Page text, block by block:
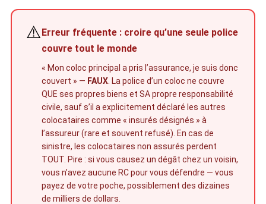
⚠️Erreur fréquente : croire qu’une seule police
couvre tout le monde
« Mon coloc principal a pris l’assurance, je suis donc
couvert » — FAUX. La police d’un coloc ne couvre
QUE ses propres biens et SA propre responsabilité
civile, sauf s’il a explicitement déclaré les autres
colocataires comme « insurés désignés » à
l’assureur (rare et souvent refusé). En cas de
sinistre, les colocataires non assurés perdent
TOUT. Pire : si vous causez un dégât chez un voisin,
vous n’avez aucune RC pour vous défendre — vous
payez de votre poche, possiblement des dizaines
de milliers de dollars.